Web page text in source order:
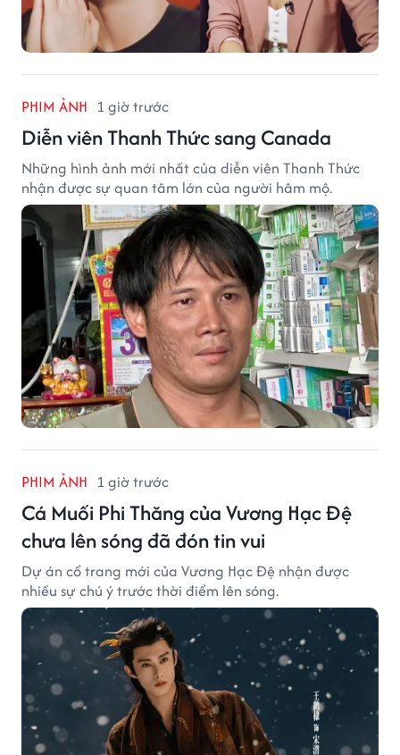
PHIM ẢNH 1 giờ trước
Diễn viên Thanh Thức sang Canada
Những hình ảnh mới nhất của diễn viên Thanh Thức
nhận được sự quan tâm lớn của người hâm mộ.
PHIM ẢNH 1 giờ trước
Cá Muối Phi Thăng của Vương Hạc Đệ
chưa lên sóng đã đón tin vui
Dự án cổ trang mới của Vương Hạc Đệ nhận được
nhiều sự chú ý trước thời điểm lên sóng.